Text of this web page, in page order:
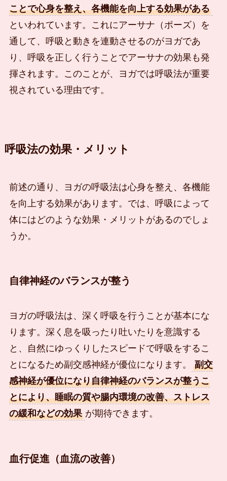
ことで心身を整え、各機能を向上する効果がある
といわれています。これにアーサナ（ポーズ）を
通して、呼吸と動きを連動させるのがヨガであ
り、呼吸を正しく行うことでアーサナの効果も発
揮されます。このことが、ヨガでは呼吸法が重要
視されている理由です。
呼吸法の効果・メリット
前述の通り、ヨガの呼吸法は心身を整え、各機能
を向上する効果があります。では、呼吸によって
体にはどのような効果・メリットがあるのでしょ
うか。
自律神経のバランスが整う
ヨガの呼吸法は、深く呼吸を行うことが基本にな
ります。深く息を吸ったり吐いたりを意識する
と、自然にゆっくりしたスピードで呼吸をするこ
とになるため副交感神経が優位になります。
副交
感神経が優位になり自律神経のバランスが整うこ
とにより、睡眠の質や腸内環境の改善、ストレス
の緩和などの効果 が期待できます。
血行促進（血流の改善）